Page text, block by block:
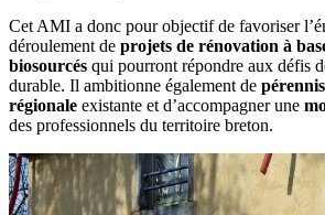
Cet AMI a donc pour objectif de favoriser
déroulement de projets de rénovation à
biosourcés qui pourront répondre aux défis
durable. Il ambitionne également de
régionale existante et d’accompagner une
des professionnels du territoire breton.